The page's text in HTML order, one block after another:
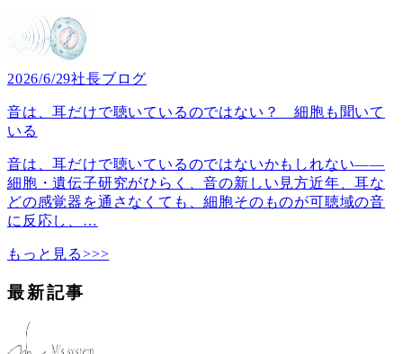
2026/6/29社長ブログ
音は、耳だけで聴いているのではない？ 細胞も聞いて
いる
音は、耳だけで聴いているのではないかもしれない――
細胞・遺伝子研究がひらく、音の新しい見方近年、耳な
どの感覚器を通さなくても、細胞そのものが可聴域の音
に反応し、 …
もっと見る>>>
最新記事